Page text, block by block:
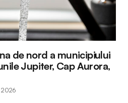
de nord a municipiului
Jupiter, Cap Aurora,
2026